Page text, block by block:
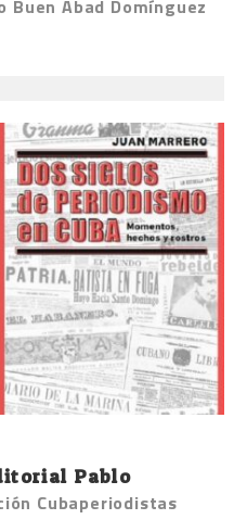
Buen Abad Domínguez
Pablo
Cubaperiodistas